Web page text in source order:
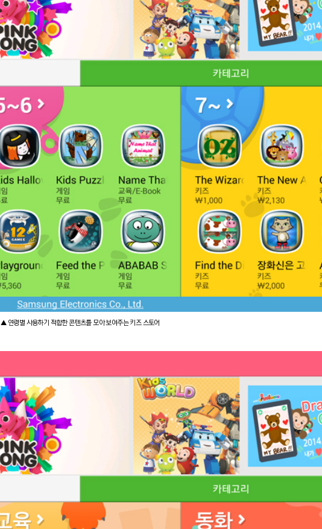
▲ 연령별 사용하기 적합한 콘텐츠를 모아 보여주는 키즈 스토어